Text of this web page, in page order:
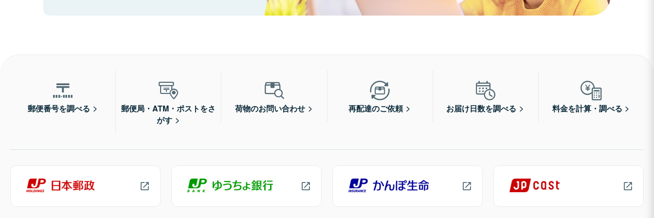
郵便番号を調べる
郵便局・ATM・ポストをさ
がす
荷物のお問い合わせ 再配達のご依頼 お届け日数を調べる 料金を計算・調べる